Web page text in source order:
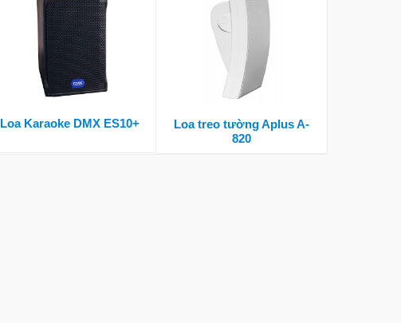
Loa Karaoke DMX ES10+
Loa treo tường Aplus A-
820